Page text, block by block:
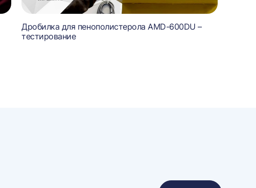
Дробилка для пенополистерола AMD-600DU –
тестирование